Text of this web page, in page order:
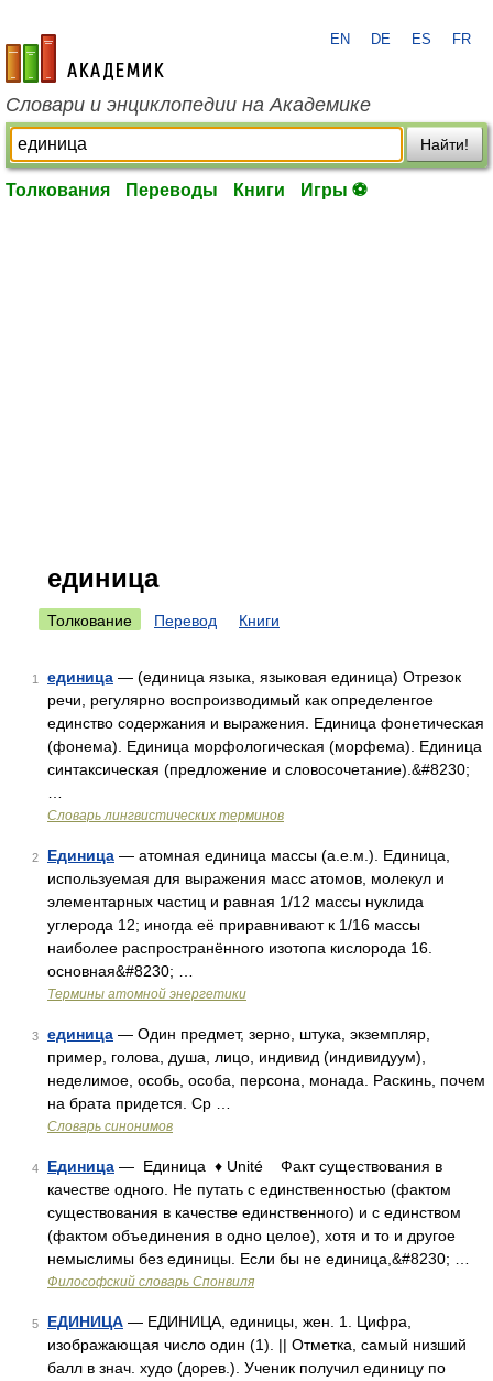
academic.ru
EN DE ES FR
Словари и энциклопедии на Академике
Найти!
Толкования Переводы Книги Игры ⚽
единица
Толкование Перевод Книги
1 единица — (единица языка, языковая единица) Отрезок
речи, регулярно воспроизводимый как определенгое
единство содержания и выражения. Единица фонетическая
(фонема). Единица морфологическая (морфема). Единица
синтаксическая (предложение и словосочетание).&#8230;
Словарь лингвистических терминов
2 Единица — атомная единица массы (а.е.м.). Единица,
используемая для выражения масс атомов, молекул и
элементарных частиц и равная 1/12 массы нуклида
углерода 12; иногда её приравнивают к 1/16 массы
наиболее распространённого изотопа кислорода 16.
основная&#8230; …
Термины атомной энергетики
3 единица — Один предмет, зерно, штука, экземпляр,
пример, голова, душа, лицо, индивид (индивидуум),
неделимое, особь, особа, персона, монада. Раскинь, почем
на брата придется. Ср …
Словарь синонимов
4 Единица — Единица ♦ Unité Факт существования в
качестве одного. Не путать с единственностью (фактом
существования в качестве единственного) и c единством
(фактом объединения в одно целое), хотя и то и другое
немыслимы без единицы. Если бы не единица,&#8230; …
Философский словарь Спонвиля
5 ЕДИНИЦА — ЕДИНИЦА, единицы, жен. 1. Цифра,
изображающая число один (1). || Отметка, самый низший
балл в знач. худо (дорев.). Ученик получил единицу по